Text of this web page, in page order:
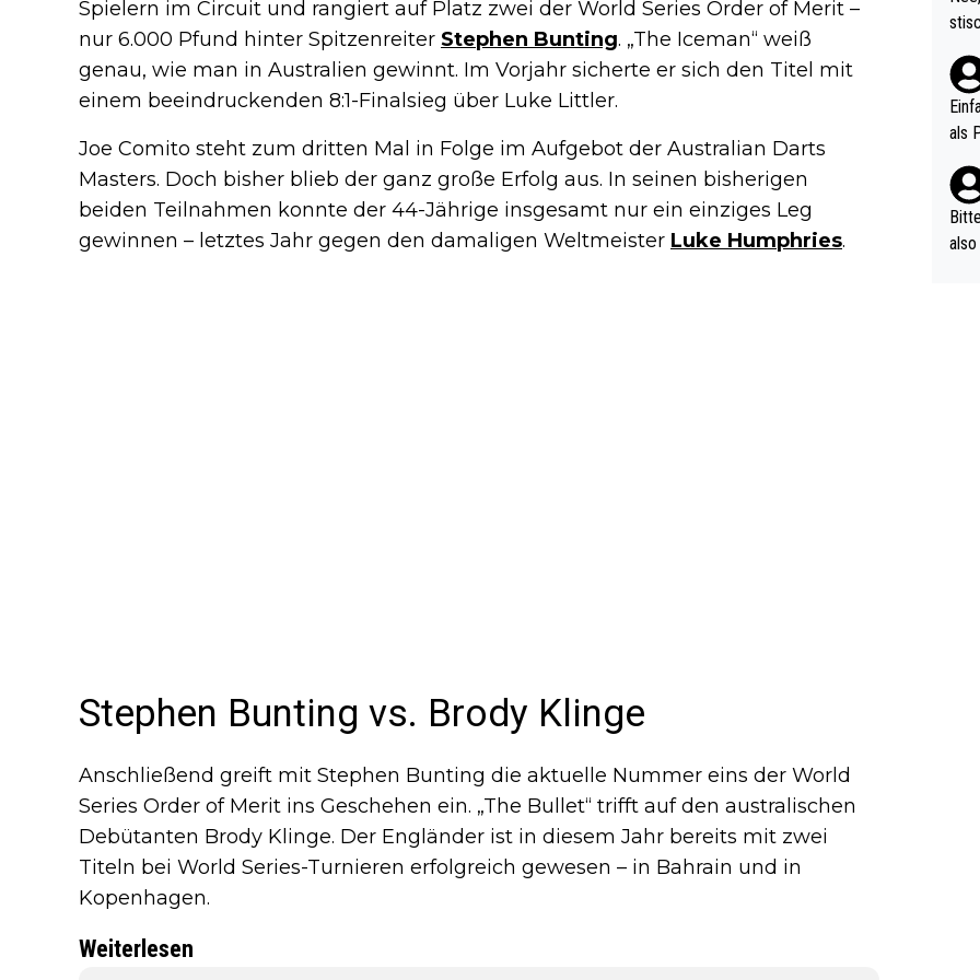
Spielern im Circuit und rangiert auf Platz zwei der World Series Order of Merit –
nur 6.000 Pfund hinter Spitzenreiter Stephen Bunting. „The Iceman“ weiß
genau, wie man in Australien gewinnt. Im Vorjahr sicherte er sich den Titel mit
einem beeindruckenden 8:1-Finalsieg über Luke Littler.
Joe Comito steht zum dritten Mal in Folge im Aufgebot der Australian Darts
Masters. Doch bisher blieb der ganz große Erfolg aus. In seinen bisherigen
beiden Teilnahmen konnte der 44-Jährige insgesamt nur ein einziges Leg
gewinnen – letztes Jahr gegen den damaligen Weltmeister Luke Humphries.
Stephen Bunting vs. Brody Klinge
Anschließend greift mit Stephen Bunting die aktuelle Nummer eins der World
Series Order of Merit ins Geschehen ein. „The Bullet“ trifft auf den australischen
Debütanten Brody Klinge. Der Engländer ist in diesem Jahr bereits mit zwei
Titeln bei World Series-Turnieren erfolgreich gewesen – in Bahrain und in
Kopenhagen.
Weiterlesen
(in
als
nes
ttler
vV
als